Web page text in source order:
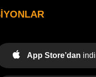
App Store’dan